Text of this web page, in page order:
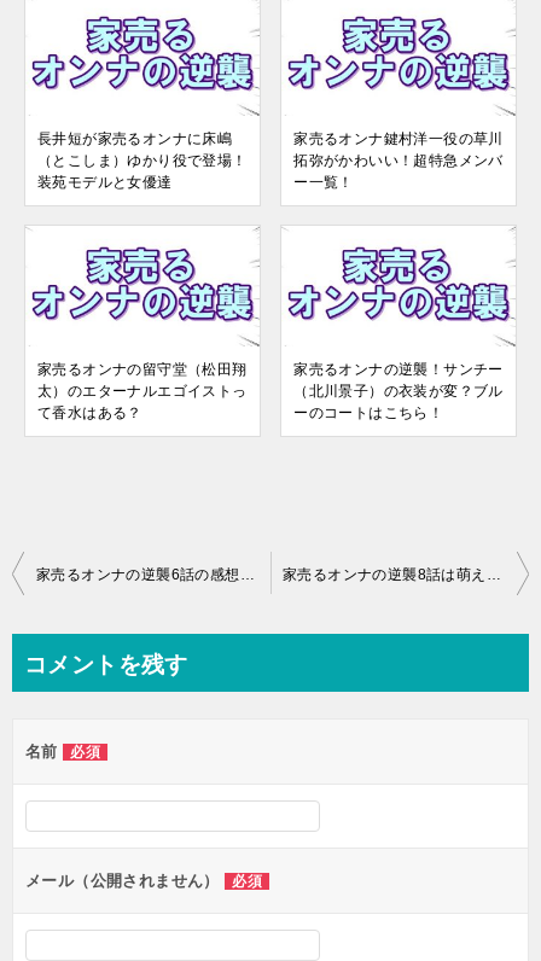
長井短が家売るオンナに床嶋
（とこしま）ゆかり役で登場！
装苑モデルと女優達
家売るオンナ鍵村洋一役の草川
拓弥がかわいい！超特急メンバ
ー一覧！
家売るオンナの留守堂（松田翔
太）のエターナルエゴイストっ
て香水はある？
家売るオンナの逆襲！サンチー
（北川景子）の衣装が変？ブル
ーのコートはこちら！
投
ビ
ー
シ
ン
家売るオンナの逆襲6話の感想ネタバレ！八戸（鈴木裕樹）と宅間（本多力）が面白い！ 家売るオンナの逆襲8話は萌える！感想ネタバレ！ 斉藤和義の主題歌「アレ」がじわじわ来る！
コメントを残す
名前 必須
メール（公開されません） 必須